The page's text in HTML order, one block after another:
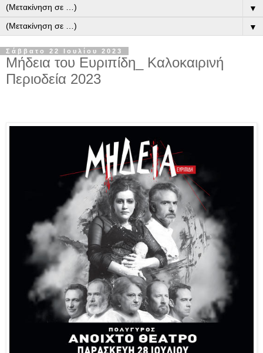
▼
▼
Σάββατο 22 Ιουλίου 2023
Μήδεια του Ευριπίδη_ Καλοκαιρινή
Περιοδεία 2023